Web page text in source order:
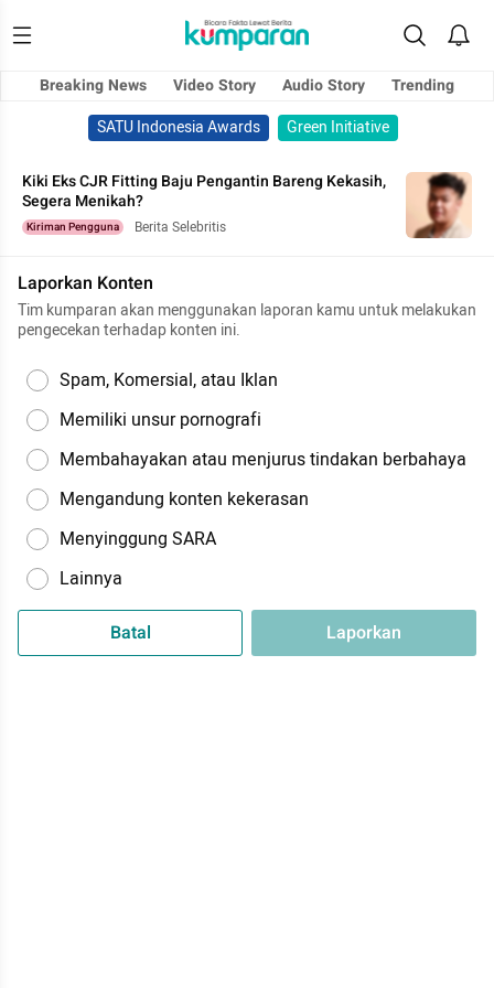
Breaking News Video Story Audio Story
Trending
SATU Indonesia Awards
Green Initiative
Kiki Eks CJR Fitting Baju Pengantin Bareng Kekasih,
Segera Menikah?
Kiriman Pengguna Berita Selebritis
Laporkan Konten
Tim kumparan akan menggunakan laporan kamu untuk melakukan
pengecekan terhadap konten ini.
Spam, Komersial, atau Iklan
Memiliki unsur pornografi
Membahayakan atau menjurus tindakan berbahaya
Mengandung konten kekerasan
Menyinggung SARA
Lainnya
Batal Laporkan